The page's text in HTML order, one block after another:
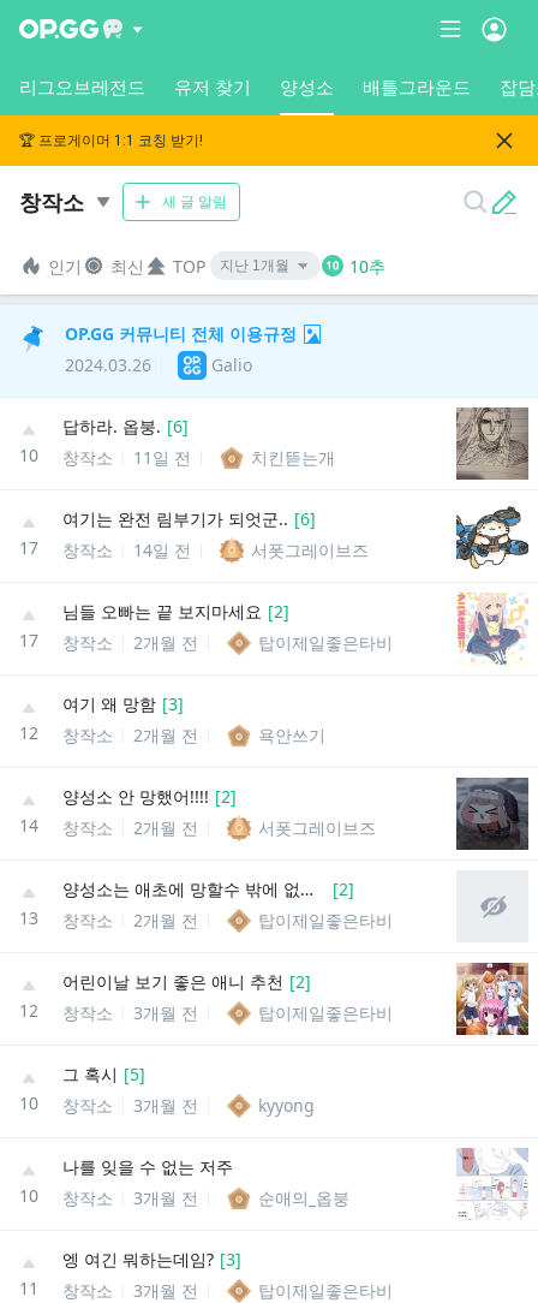
리그오브레전드 유저 찾기 양성소 배틀그라운드 잡
🏆 프로게이머 1:1 코칭 받기!
창작소 새 글 알림
인기 최신 TOP 10추
OP.GG 커뮤니티 전체 이용규정
2024.03.26
Galio
10
답하라. 옵붕. [6]
창작소
11일 전 치킨뜯는개
17
여기는 완전 림부기가 되엇군.. [6]
창작소
14일 전 서폿그레이브즈
17
님들 오빠는 끝 보지마세요 [2]
창작소
2개월 전 탑이제일좋은타비
12
여기 왜 망함 [3]
창작소
2개월 전 욕안쓰기
14
양성소 안 망했어!!!! [2]
창작소
2개월 전 서폿그레이브즈
13
양성소는 애초에 망할수 밖에 없었음 [2]
창작소
2개월 전 탑이제일좋은타비
12
어린이날 보기 좋은 애니 추천 [2]
창작소
3개월 전 탑이제일좋은타비
10
그 혹시 [5]
창작소
3개월 전 kyyong
10
나를 잊을 수 없는 저주
창작소
3개월 전 순애의_옵붕
11
엥 여긴 뭐하는데임? [3]
창작소
3개월 전 탑이제일좋은타비